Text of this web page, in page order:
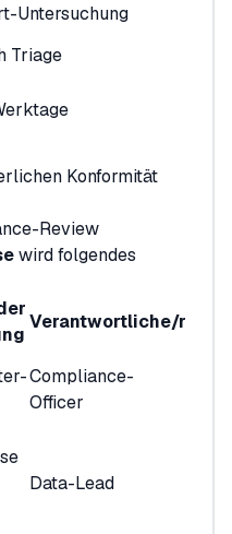
Untersuchung
Triage
Konformität
Review
wird folgendes
Verantwortliche/r
Compliance-
Officer
Data-Lead